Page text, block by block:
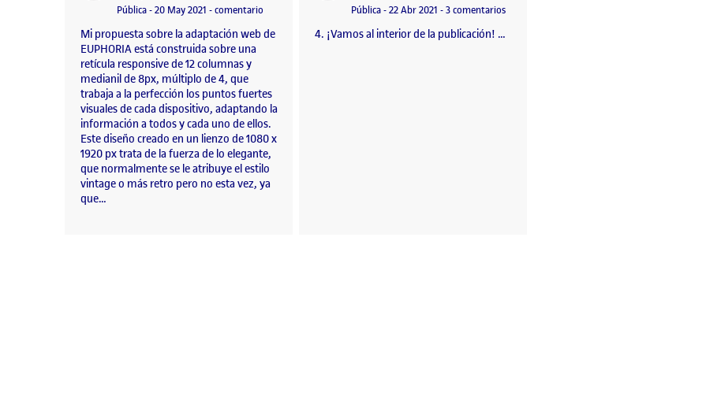
Visibilidad:
Pública-Fecha de publicación
20 May 2021 -comentario en 5. ¡Saltamos a la pantalla!
Mi propuesta sobre la adaptación web de
EUPHORIA está construida sobre una
retícula responsive de 12 columnas y
medianil de 8px, múltiplo de 4, que
trabaja a la perfección los puntos fuertes
visuales de cada dispositivo, adaptando la
información a todos y cada uno de ellos.
Este diseño creado en un lienzo de 1080 x
1920 px trata de la fuerza de lo elegante,
que normalmente se le atribuye el estilo
vintage o más retro pero no esta vez, ya
que…
Visibilidad:
Pública-Fecha de publicación
22 Abr 2021 26 abril, 2021 7:56 pm
-3 comentariosen 4. ¡Vamos al interior de la publicación!
4. ¡Vamos al interior de la publicación! …